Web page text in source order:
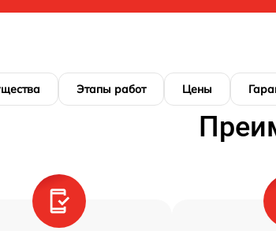
Этапы работ Цены